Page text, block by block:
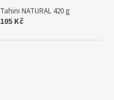
Tahini NATURAL 420 g
105 Kč